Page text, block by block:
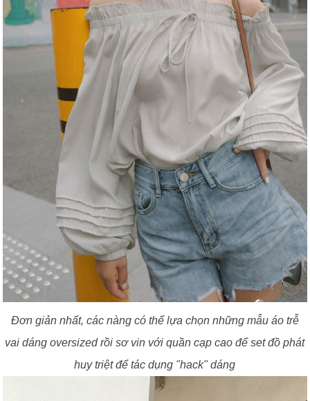
Đơn giản nhất, các nàng có thể lựa chọn những mẫu áo trễ
vai dáng oversized rồi sơ vin với quần cạp cao để set đồ phát
huy triệt để tác dụng "hack" dáng